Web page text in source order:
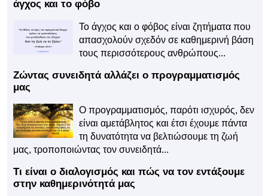
άγχος και το φόβο
Το άγχος και ο φόβος είναι ζητήματα που
απασχολούν σχεδόν σε καθημερινή βάση
τους περισσότερους ανθρώπους...
Ζώντας συνειδητά αλλάζει ο προγραμματισμός
μας
Ο προγραμματισμός, παρότι ισχυρός, δεν
είναι αμετάβλητος και έτσι έχουμε πάντα
τη δυνατότητα να βελτιώσουμε τη ζωή
μας, τροποποιώντας τον συνειδητά...
Τι είναι ο διαλογισμός και πώς να τον εντάξουμε
στην καθημερινότητά μας